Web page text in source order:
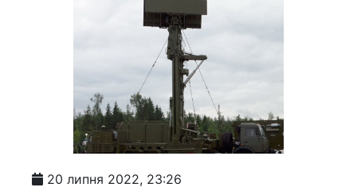
20 липня 2022, 23:26